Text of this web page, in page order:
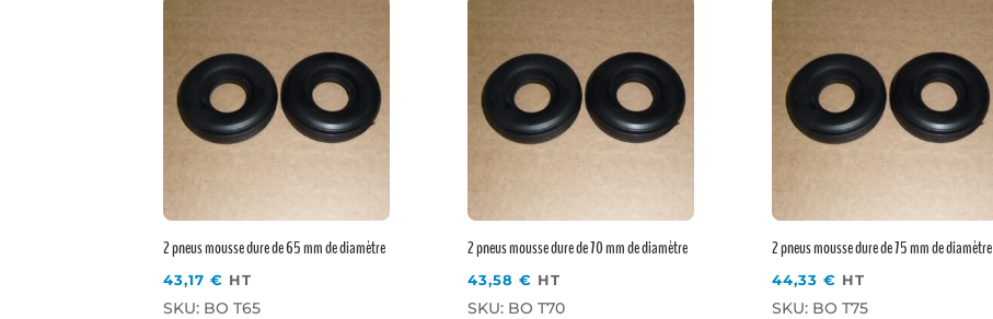
2 pneus mousse dure de 65 mm de diamètre
43,17€ HT
SKU: BO T65
2 pneus mousse dure de 70 mm de diamètre
43,58€ HT
SKU: BO T70
2 pneus mousse dure de 75 mm de diamètre
44,33€ HT
SKU: BO T75